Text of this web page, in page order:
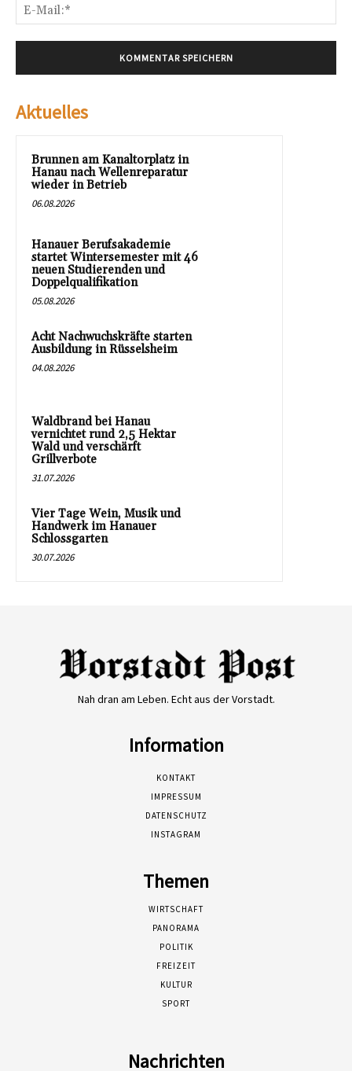
Aktuelles
Brunnen am Kanaltorplatz in
Hanau nach Wellenreparatur
wieder in Betrieb
06.08.2026
Hanauer Berufsakademie
startet Wintersemester mit 46
neuen Studierenden und
Doppelqualifikation
05.08.2026
Acht Nachwuchskräfte starten
Ausbildung in Rüsselsheim
04.08.2026
Waldbrand bei Hanau
vernichtet rund 2,5 Hektar
Wald und verschärft
Grillverbote
31.07.2026
Vier Tage Wein, Musik und
Handwerk im Hanauer
Schlossgarten
30.07.2026
Nah dran am Leben. Echt aus der Vorstadt.
Information
KONTAKT
IMPRESSUM
DATENSCHUTZ
INSTAGRAM
Themen
WIRTSCHAFT
PANORAMA
POLITIK
FREIZEIT
KULTUR
SPORT
Nachrichten